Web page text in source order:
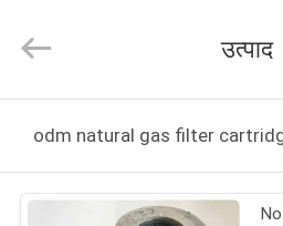
उत्पादों
manufacturing
Rights
उत्पाद
odm natural gas filter cartridge